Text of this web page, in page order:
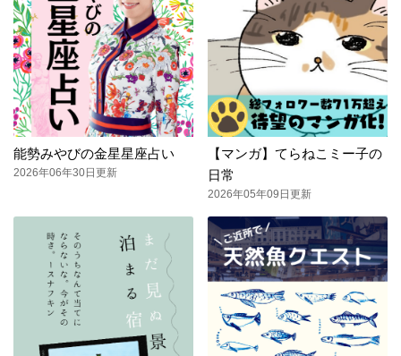
能勢みやびの金星星座占い
2026年06年30日更新
【マンガ】てらねこミー子の
日常
2026年05年09日更新